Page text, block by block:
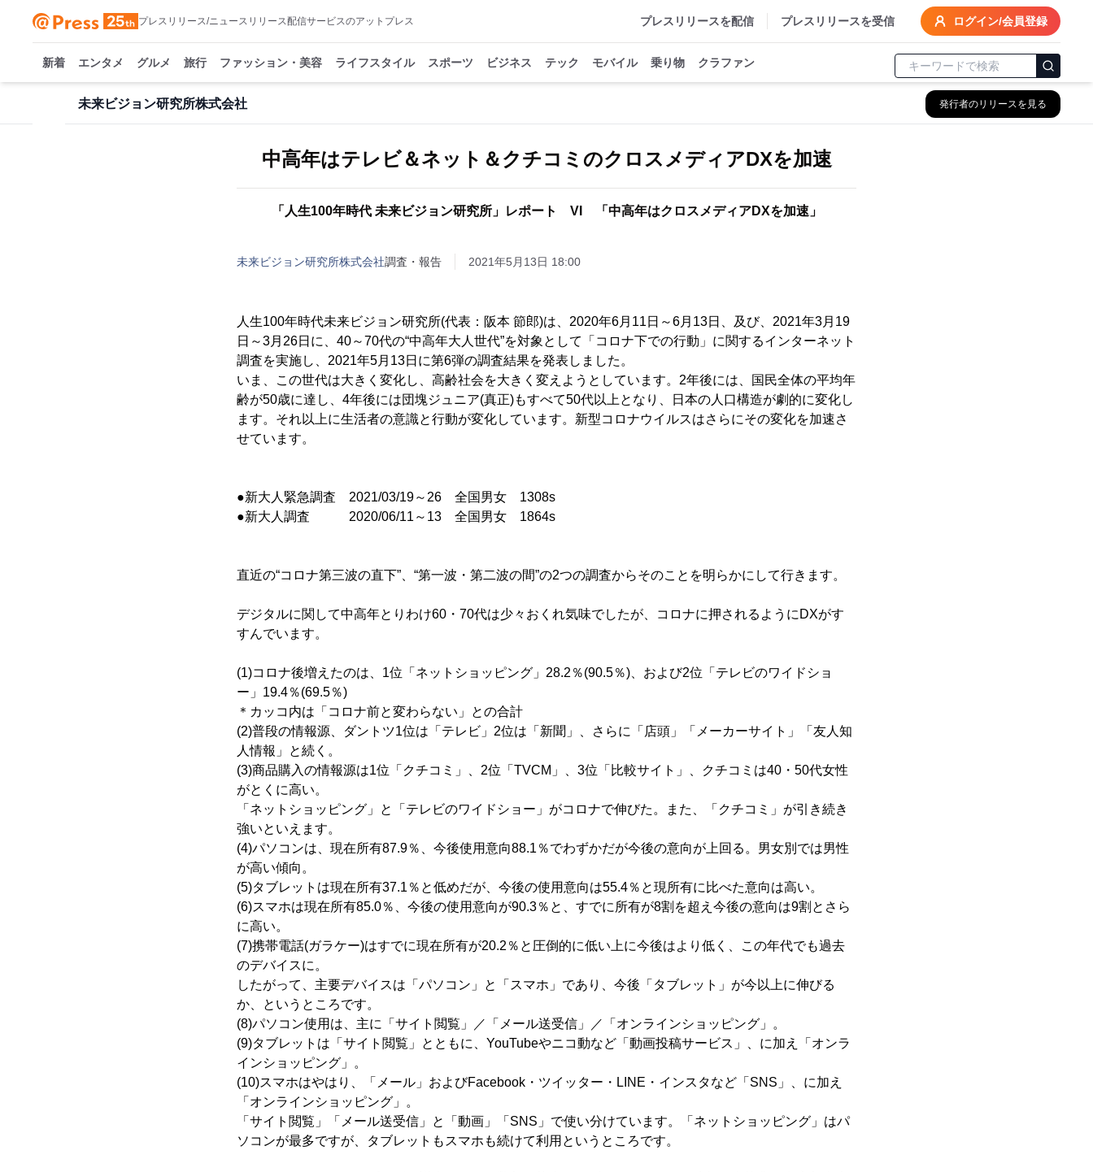
プレスリリース/ニュースリリース配信サービスのアットプレス プレスリリースを配信 プレスリリースを受信 ログイン/会員登録
新着 エンタメ グルメ 旅行 ファッション・美容 ライフスタイル スポーツ ビジネス テック モバイル 乗り物 クラファン
未来ビジョン研究所株式会社 発行者のリリースを見る
中高年はテレビ＆ネット＆クチコミのクロスメディアDXを加速
「人生100年時代 未来ビジョン研究所」レポート VI 「中高年はクロスメディアDXを加速」
未来ビジョン研究所株式会社調査・報告 2021年5月13日 18:00
人生100年時代未来ビジョン研究所(代表：阪本 節郎)は、2020年6月11日～6月13日、及び、2021年3月19
日～3月26日に、40～70代の“中高年大人世代”を対象として「コロナ下での行動」に関するインターネット
調査を実施し、2021年5月13日に第6弾の調査結果を発表しました。
いま、この世代は大きく変化し、高齢社会を大きく変えようとしています。2年後には、国民全体の平均年
齢が50歳に達し、4年後には団塊ジュニア(真正)もすべて50代以上となり、日本の人口構造が劇的に変化し
ます。それ以上に生活者の意識と行動が変化しています。新型コロナウイルスはさらにその変化を加速さ
せています。
●新大人緊急調査 2021/03/19～26 全国男女 1308s
●新大人調査 2020/06/11～13 全国男女 1864s
直近の“コロナ第三波の直下”、“第一波・第二波の間”の2つの調査からそのことを明らかにして行きます。
デジタルに関して中高年とりわけ60・70代は少々おくれ気味でしたが、コロナに押されるようにDXがす
すんでいます。
(1)コロナ後増えたのは、1位「ネットショッピング」28.2％(90.5％)、および2位「テレビのワイドショ
ー」19.4％(69.5％)
＊カッコ内は「コロナ前と変わらない」との合計
(2)普段の情報源、ダントツ1位は「テレビ」2位は「新聞」、さらに「店頭」「メーカーサイト」「友人知
人情報」と続く。
(3)商品購入の情報源は1位「クチコミ」、2位「TVCM」、3位「比較サイト」、クチコミは40・50代女性
がとくに高い。
「ネットショッピング」と「テレビのワイドショー」がコロナで伸びた。また、「クチコミ」が引き続き
強いといえます。
(4)パソコンは、現在所有87.9％、今後使用意向88.1％でわずかだが今後の意向が上回る。男女別では男性
が高い傾向。
(5)タブレットは現在所有37.1％と低めだが、今後の使用意向は55.4％と現所有に比べた意向は高い。
(6)スマホは現在所有85.0％、今後の使用意向が90.3％と、すでに所有が8割を超え今後の意向は9割とさら
に高い。
(7)携帯電話(ガラケー)はすでに現在所有が20.2％と圧倒的に低い上に今後はより低く、この年代でも過去
のデバイスに。
したがって、主要デバイスは「パソコン」と「スマホ」であり、今後「タブレット」が今以上に伸びる
か、というところです。
(8)パソコン使用は、主に「サイト閲覧」／「メール送受信」／「オンラインショッピング」。
(9)タブレットは「サイト閲覧」とともに、YouTubeやニコ動など「動画投稿サービス」、に加え「オンラ
インショッピング」。
(10)スマホはやはり、「メール」およびFacebook・ツイッター・LINE・インスタなど「SNS」、に加え
「オンラインショッピング」。
「サイト閲覧」「メール送受信」と「動画」「SNS」で使い分けています。「ネットショッピング」はパ
ソコンが最多ですが、タブレットもスマホも続けて利用というところです。